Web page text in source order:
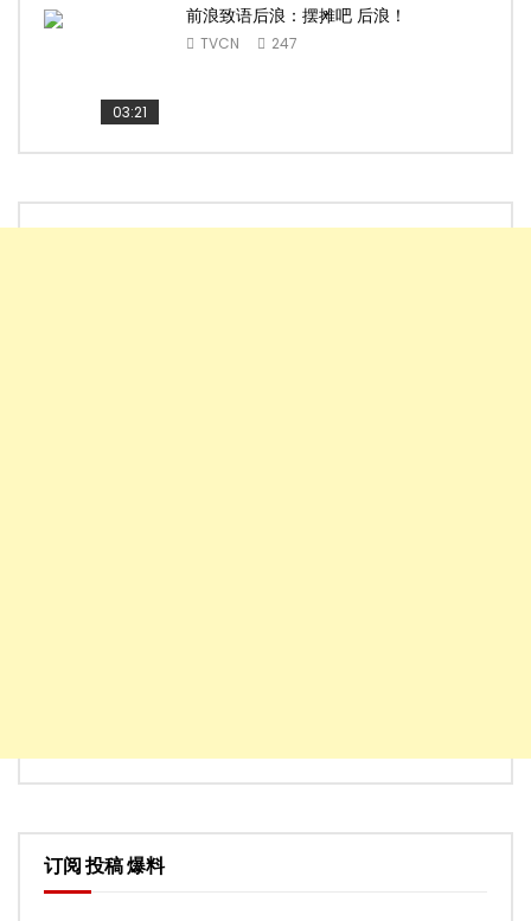
03:21
前浪致语后浪：摆摊吧 后浪！
TVCN 247
订阅 投稿 爆料